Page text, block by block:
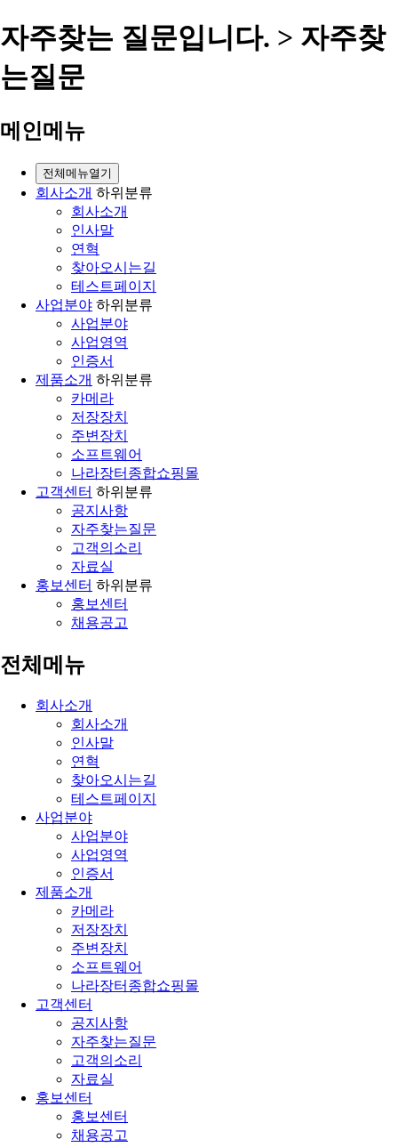
자주찾는 질문입니다. > 자주찾
는질문
메인메뉴
전체메뉴열기
회사소개 하위분류
회사소개
인사말
연혁
찾아오시는길
테스트페이지
사업분야 하위분류
사업분야
사업영역
인증서
제품소개 하위분류
카메라
저장장치
주변장치
소프트웨어
나라장터종합쇼핑몰
고객센터 하위분류
공지사항
자주찾는질문
고객의소리
자료실
홍보센터 하위분류
홍보센터
채용공고
전체메뉴
회사소개
회사소개
인사말
연혁
찾아오시는길
테스트페이지
사업분야
사업분야
사업영역
인증서
제품소개
카메라
저장장치
주변장치
소프트웨어
나라장터종합쇼핑몰
고객센터
공지사항
자주찾는질문
고객의소리
자료실
홍보센터
홍보센터
채용공고